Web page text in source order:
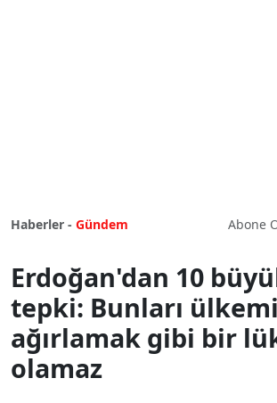
Haberler - Gündem Abone
Erdoğan'dan 10
tepki: Bunları
ağırlamak gibi bir
olamaz